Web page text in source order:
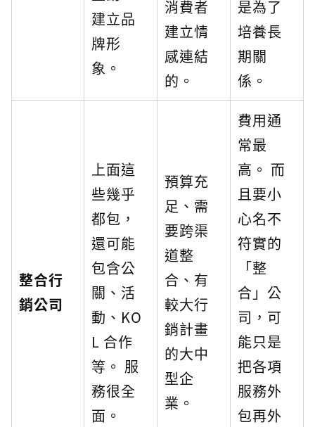
建立品
牌形
象。
消費者
建立情
感連結
的。
是為了
培養長
期關
係。
整合行
銷公司
上面這
些幾乎
都包，
還可能
包含公
關、活
動、KO
L 合作
等。 服
務很全
面。
預算充
足、需
要跨渠
道整
合、有
較大行
銷計畫
的大中
型企
業。
費用通
常最
高。 而
且要小
心名不
符實的
「整
合」公
司，可
能只是
把各項
服務外
包再外